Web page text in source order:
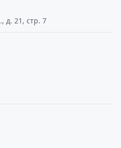
д. 21, стр. 7